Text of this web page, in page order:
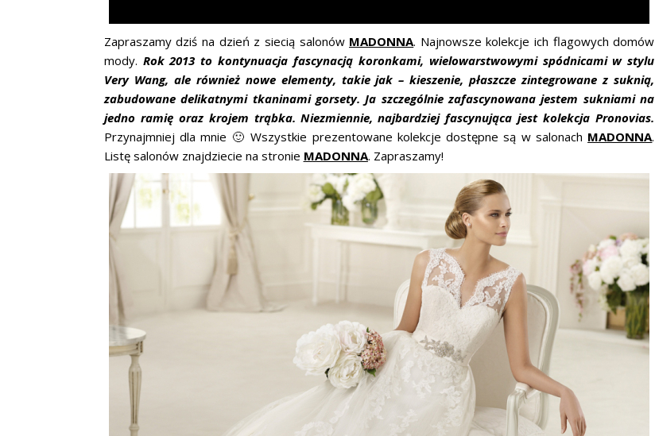
Zapraszamy dziś na dzień z siecią salonów MADONNA. Najnowsze kolekcje ich flagowych domów
mody. Rok 2013 to kontynuacja fascynacją koronkami, wielowarstwowymi spódnicami w stylu
Very Wang, ale również nowe elementy, takie jak – kieszenie, płaszcze zintegrowane z suknią,
zabudowane delikatnymi tkaninami gorsety. Ja szczególnie zafascynowana jestem sukniami na
jedno ramię oraz krojem trąbka. Niezmiennie, najbardziej fascynująca jest kolekcja Pronovias.
Przynajmniej dla mnie 🙂 Wszystkie prezentowane kolekcje dostępne są w salonach MADONNA.
Listę salonów znajdziecie na stronie MADONNA. Zapraszamy!